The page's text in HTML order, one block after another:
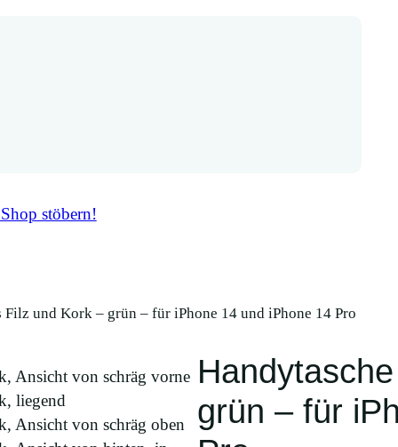
stöbern!
Filz und Kork – grün – für iPhone 14 und iPhone 14 Pro
grün – für